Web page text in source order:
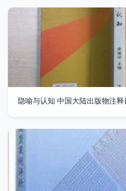
隐喻与认知 中国大陆出版物注